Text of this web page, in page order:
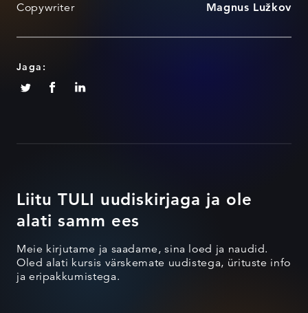
Copywriter Magnus Lužkov
Jaga:
Liitu TULI uudiskirjaga ja ole
alati samm ees
Meie kirjutame ja saadame, sina loed ja naudid.
Oled alati kursis värskemate uudistega, ürituste info
ja eripakkumistega.